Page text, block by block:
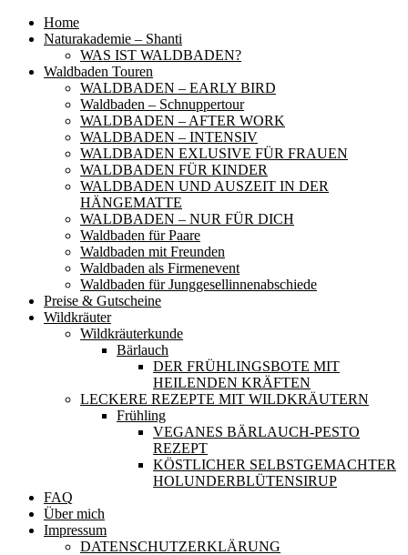
Home
Naturakademie – Shanti
WAS IST WALDBADEN?
Waldbaden Touren
WALDBADEN – EARLY BIRD
Waldbaden – Schnuppertour
WALDBADEN – AFTER WORK
WALDBADEN – INTENSIV
WALDBADEN EXLUSIVE FÜR FRAUEN
WALDBADEN FÜR KINDER
WALDBADEN UND AUSZEIT IN DER
HÄNGEMATTE
WALDBADEN – NUR FÜR DICH
Waldbaden für Paare
Waldbaden mit Freunden
Waldbaden als Firmenevent
Waldbaden für Junggesellinnenabschiede
Preise & Gutscheine
Wildkräuter
Wildkräuterkunde
Bärlauch
DER FRÜHLINGSBOTE MIT
HEILENDEN KRÄFTEN
LECKERE REZEPTE MIT WILDKRÄUTERN
Frühling
VEGANES BÄRLAUCH-PESTO
REZEPT
KÖSTLICHER SELBSTGEMACHTER
HOLUNDERBLÜTENSIRUP
FAQ
Über mich
Impressum
DATENSCHUTZERKLÄRUNG